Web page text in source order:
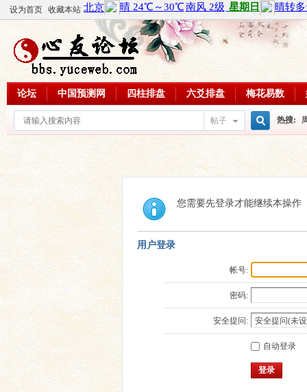
设为首页 收藏本站
论坛 中国预测网 四柱排盘 六爻排盘 梅花易数
帖子
索
热搜:
周易教
每日一
您需要先登录才能继续本操作
用户登录
帐号:
密码:
安全提问:
自动登录
登录